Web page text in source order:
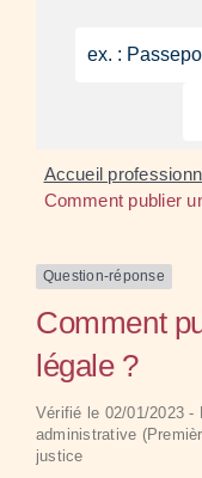
Accueil
Comment publier
Question-réponse
Comment
légale ?
Vérifié le 02/01/2023 -
administrative
justice